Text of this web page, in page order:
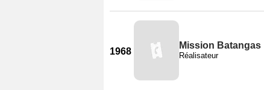
1968
Mission Batangas
Réalisateur